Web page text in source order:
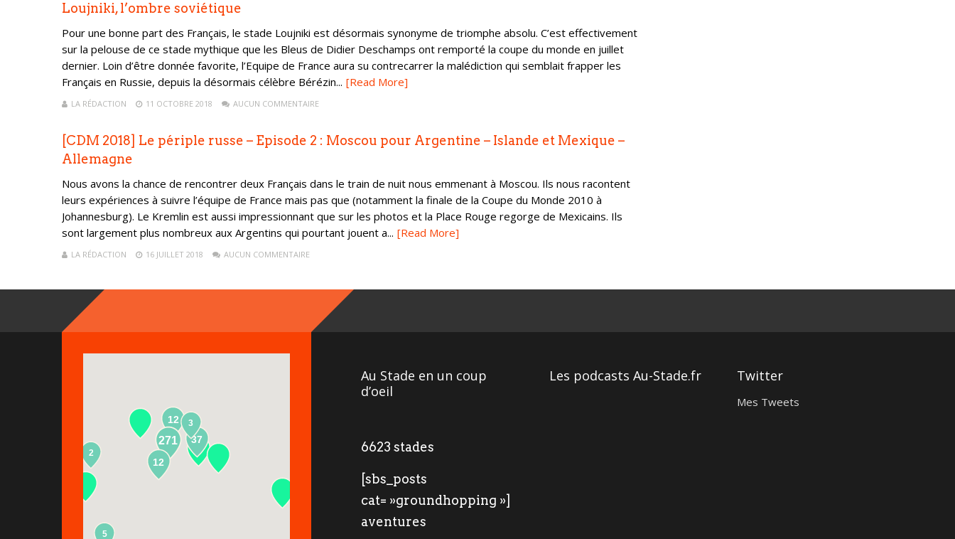
Loujniki, l’ombre soviétique
Pour une bonne part des Français, le stade Loujniki est désormais synonyme de triomphe absolu. C’est effectivement
sur la pelouse de ce stade mythique que les Bleus de Didier Deschamps ont remporté la coupe du monde en juillet
dernier. Loin d’être donnée favorite, l’Equipe de France aura su contrecarrer la malédiction qui semblait frapper les
Français en Russie, depuis la désormais célèbre Bérézin... [Read More]
LA RÉDACTION 11 OCTOBRE 2018 AUCUN COMMENTAIRE
[CDM 2018] Le périple russe – Episode 2 : Moscou pour Argentine – Islande et Mexique –
Allemagne
Nous avons la chance de rencontrer deux Français dans le train de nuit nous emmenant à Moscou. Ils nous racontent
leurs expériences à suivre l’équipe de France mais pas que (notamment la finale de la Coupe du Monde 2010 à
Johannesburg). Le Kremlin est aussi impressionnant que sur les photos et la Place Rouge regorge de Mexicains. Ils
sont largement plus nombreux aux Argentins qui pourtant jouent a... [Read More]
LA RÉDACTION 16 JUILLET 2018 AUCUN COMMENTAIRE
12
271 37
2
5
12
3
Au Stade en un coup
d’oeil
6623 stades
[sbs_posts
cat= »groundhopping »]
aventures
Les podcasts Au-Stade.fr Twitter
Mes Tweets